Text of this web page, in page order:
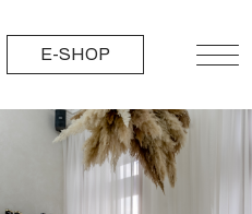
E-SHOP